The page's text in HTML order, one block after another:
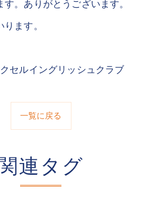
。ありがとうございます。
ます。
ルイングリッシュクラブ
一覧に戻る
連タグ